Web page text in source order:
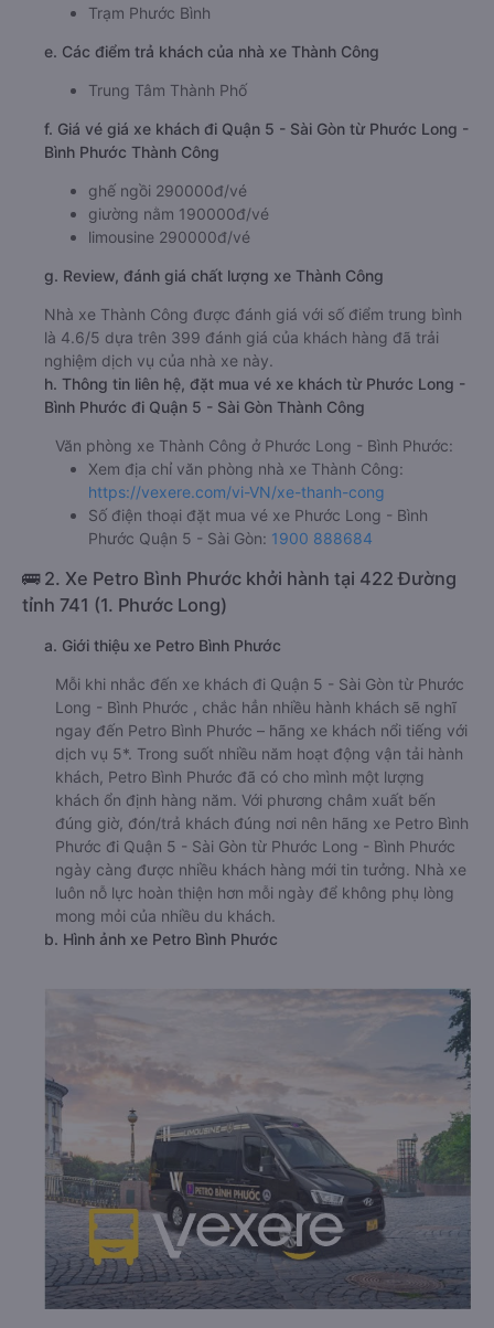
Trạm Phước Bình
e. Các điểm trả khách của nhà xe Thành Công
Trung Tâm Thành Phố
f. Giá vé giá xe khách đi Quận 5 - Sài Gòn từ Phước Long -
Bình Phước Thành Công
ghế ngồi 290000đ/vé
giường nằm 190000đ/vé
limousine 290000đ/vé
g. Review, đánh giá chất lượng xe Thành Công
Nhà xe Thành Công được đánh giá với số điểm trung bình
là 4.6/5 dựa trên 399 đánh giá của khách hàng đã trải
nghiệm dịch vụ của nhà xe này.
h. Thông tin liên hệ, đặt mua vé xe khách từ Phước Long -
Bình Phước đi Quận 5 - Sài Gòn Thành Công
Văn phòng xe Thành Công ở Phước Long - Bình Phước:
Xem địa chỉ văn phòng nhà xe Thành Công:
https://vexere.com/vi-VN/xe-thanh-cong
Số điện thoại đặt mua vé xe Phước Long - Bình
Phước Quận 5 - Sài Gòn: 1900 888684
🚌 2. Xe Petro Bình Phước khởi hành tại 422 Đường
tỉnh 741 (1. Phước Long)
a. Giới thiệu xe Petro Bình Phước
Mỗi khi nhắc đến xe khách đi Quận 5 - Sài Gòn từ Phước
Long - Bình Phước , chắc hẳn nhiều hành khách sẽ nghĩ
ngay đến Petro Bình Phước – hãng xe khách nổi tiếng với
dịch vụ 5*. Trong suốt nhiều năm hoạt động vận tải hành
khách, Petro Bình Phước đã có cho mình một lượng
khách ổn định hàng năm. Với phương châm xuất bến
đúng giờ, đón/trả khách đúng nơi nên hãng xe Petro Bình
Phước đi Quận 5 - Sài Gòn từ Phước Long - Bình Phước
ngày càng được nhiều khách hàng mới tin tưởng. Nhà xe
luôn nỗ lực hoàn thiện hơn mỗi ngày để không phụ lòng
mong mỏi của nhiều du khách.
b. Hình ảnh xe Petro Bình Phước